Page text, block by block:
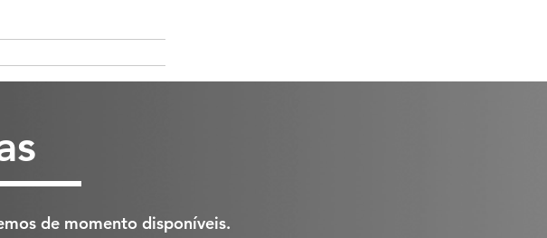
de momento disponíveis.